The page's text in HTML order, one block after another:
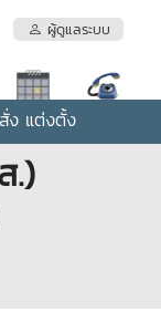
ผู้ดูแลระบบ
ง แต่งตั้ง
.)